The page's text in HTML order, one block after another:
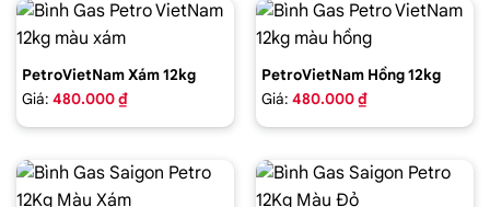
PetroVietNam Xám 12kg
Giá: 480.000 ₫
PetroVietNam Hồng 12kg
Giá: 480.000 ₫